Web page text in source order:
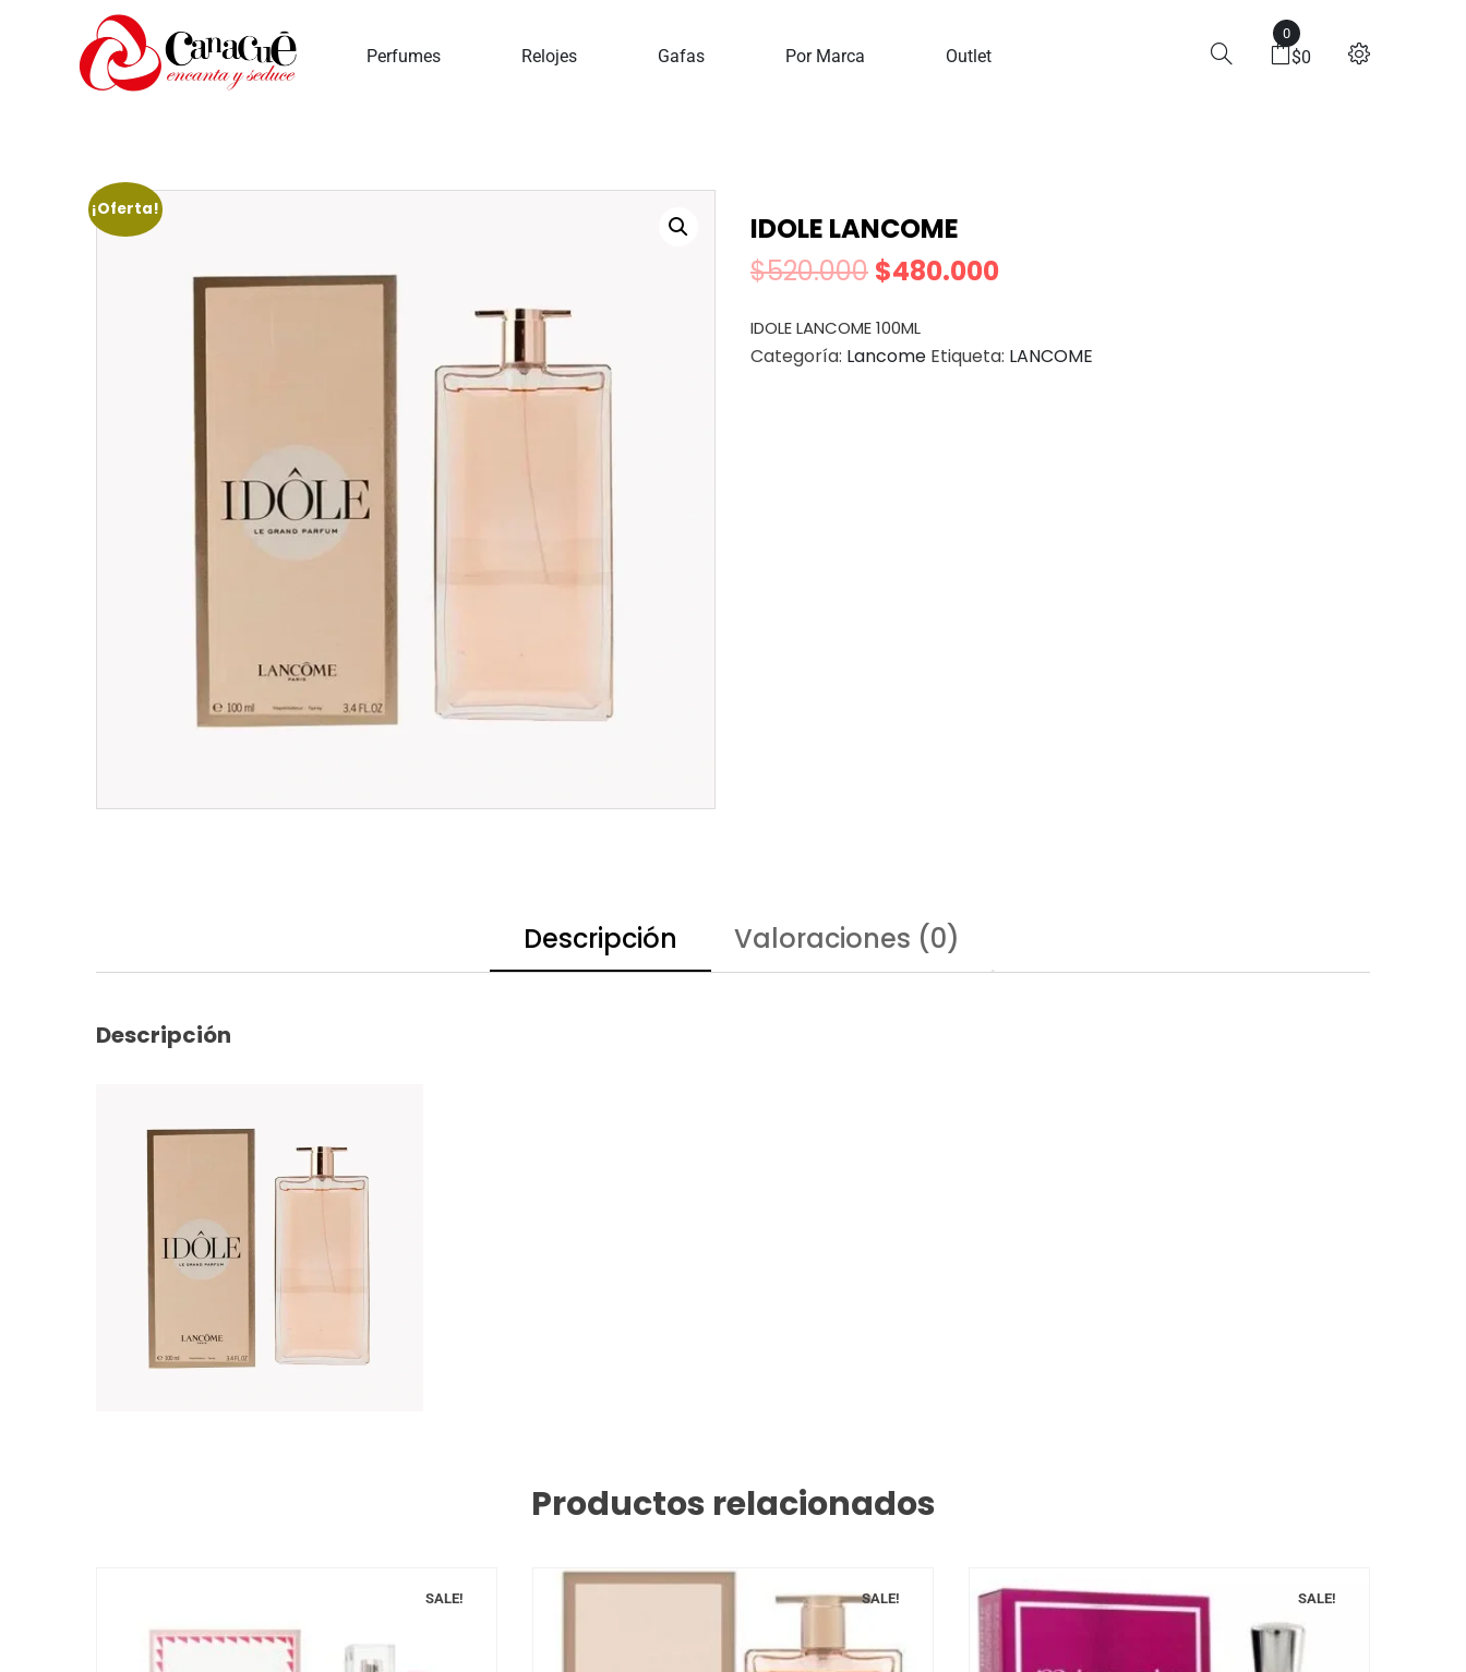
Perfumes Relojes Gafas Por Marca Outlet
0
$0
Lancome IDOLE LANCOME
¡Oferta!
IDOLE LANCOME
$520.000 $480.000
IDOLE LANCOME 100ML
Categoría: Lancome Etiqueta: LANCOME
Descripción Valoraciones (0)
Descripción
Productos relacionados
SALE! SALE! SALE!